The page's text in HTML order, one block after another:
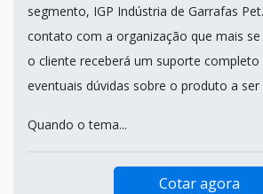
segmento, IGP Indústria de Garrafas
contato com a organização que mais
o cliente receberá um suporte completo
eventuais dúvidas sobre o produto a ser
Quando o tema...
Cotar agora